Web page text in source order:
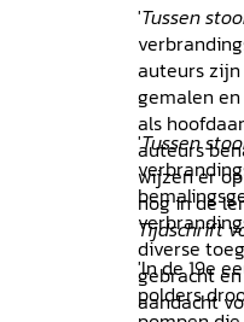
'Tussen
auteurs
gemalen
als
auteurs
wijzen er
nog in de
Tijdschrift
'Tussen
diverse
gebracht
aandacht
'In de 19e
polders